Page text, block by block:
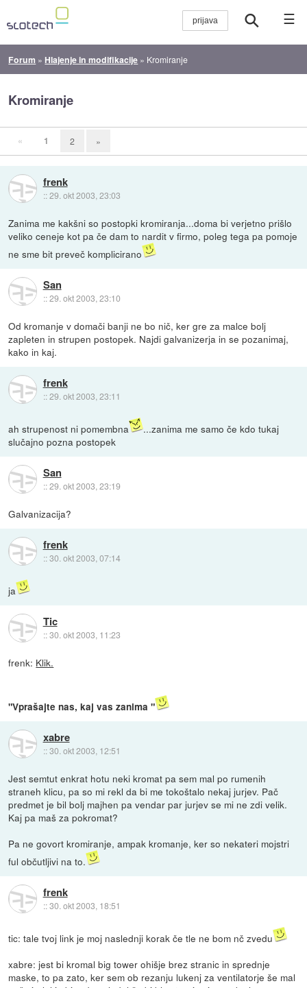
☰
Forum » Hlajenje in modifikacije » Kromiranje
Kromiranje
« 1 2 »
frenk
::29. okt 2003, 23:03
Zanima me kakšni so postopki kromiranja...doma bi verjetno prišlo
veliko ceneje kot pa če dam to nardit v firmo, poleg tega pa pomoje
ne sme bit preveč komplicirano
San
::29. okt 2003, 23:10
Od kromanje v domači banji ne bo nič, ker gre za malce bolj
zapleten in strupen postopek. Najdi galvanizerja in se pozanimaj,
kako in kaj.
frenk
::29. okt 2003, 23:11
ah strupenost ni pomembna
...zanima me samo če kdo tukaj
slučajno pozna postopek
San
::29. okt 2003, 23:19
Galvanizacija?
frenk
::30. okt 2003, 07:14
ja
Tic
::30. okt 2003, 11:23
frenk: Klik.
"Vprašajte nas, kaj vas zanima "
xabre
::30. okt 2003, 12:51
Jest semtut enkrat hotu neki kromat pa sem mal po rumenih
straneh klicu, pa so mi rekl da bi me tokoštalo nekaj jurjev. Pač
predmet je bil bolj majhen pa vendar par jurjev se mi ne zdi velik.
Kaj pa maš za pokromat?
Pa ne govort kromiranje, ampak kromanje, ker so nekateri mojstri
ful občutljivi na to.
frenk
::30. okt 2003, 18:51
tic: tale tvoj link je moj naslednji korak če tle ne bom nč zvedu
xabre: jest bi kromal big tower ohišje brez stranic in sprednje
maske, to pa zato, ker sem ob rezanju lukenj za ventilatorje še mal